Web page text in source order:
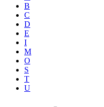
B
C
D
E
I
M
O
S
T
U